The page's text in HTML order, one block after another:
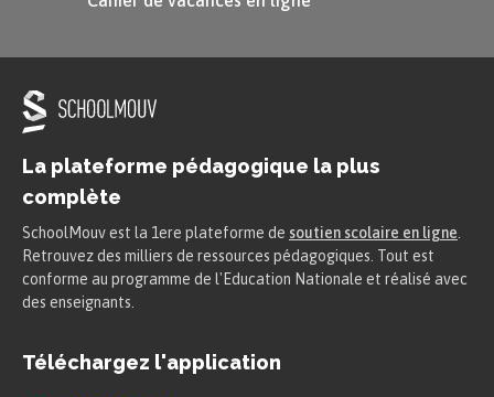
La plateforme pédagogique la plus
complète
SchoolMouv est la 1ere plateforme de soutien scolaire en ligne
Retrouvez des milliers de ressources pédagogiques. Tout est
conforme au programme de l'Education Nationale et réalisé avec
des enseignants.
Téléchargez l'application